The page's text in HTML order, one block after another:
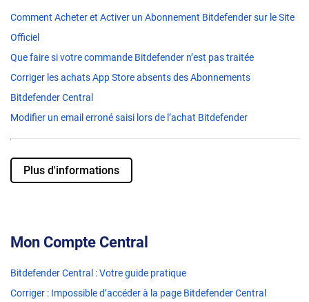
Comment Acheter et Activer un Abonnement Bitdefender sur le Site
Officiel
Que faire si votre commande Bitdefender n’est pas traitée
Corriger les achats App Store absents des Abonnements
Bitdefender Central
Modifier un email erroné saisi lors de l’achat Bitdefender
Plus d'informations
Mon Compte Central
Bitdefender Central : Votre guide pratique
Corriger : Impossible d’accéder à la page Bitdefender Central